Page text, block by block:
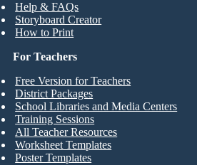
Help & FAQs
Storyboard Creator
How to Print
For Teachers
Free Version for Teachers
District Packages
School Libraries and Media Centers
Training Sessions
All Teacher Resources
Worksheet Templates
Poster Templates